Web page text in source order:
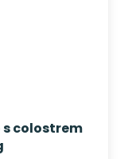
colostrem